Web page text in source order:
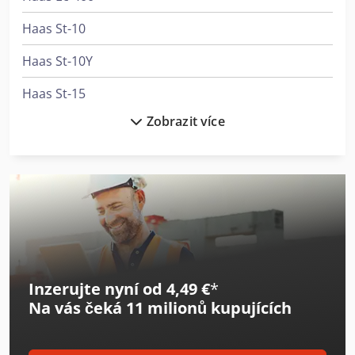
Haas St-10
Haas St-10Y
Haas St-15
Haas Tl-1
Haas Tm-1P
Haas Tm-2
Zobrazit více
Inzerujte nyní od 4,49 €*
Na vás čeká 11 milionů kupujících